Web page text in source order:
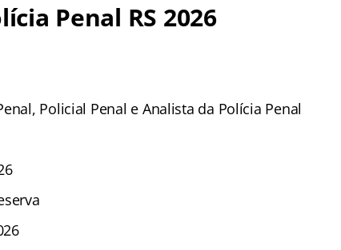
Penal RS 2026
Policial Penal e Analista da Polícia Penal